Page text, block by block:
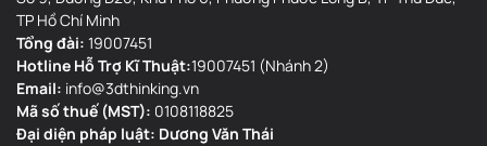
TP Hồ Chí Minh
Tổng đài: 19007451
Hotline Hỗ Trợ Kĩ Thuật:19007451 (Nhánh 2)
Email: info@3dthinking.vn
Mã số thuế (MST): 0108118825
Đại diện pháp luật: Dương Văn Thái